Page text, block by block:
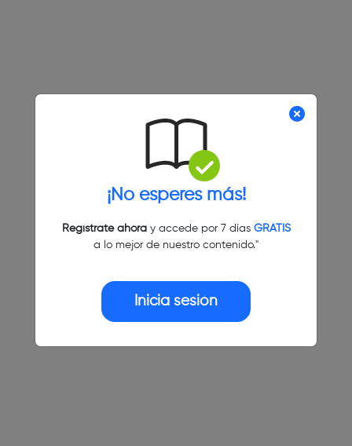
¡No esperes más!
Regístrate ahoray accede por 7 días GRATIS
a lo mejor de nuestro contenido."
Inicia sesión